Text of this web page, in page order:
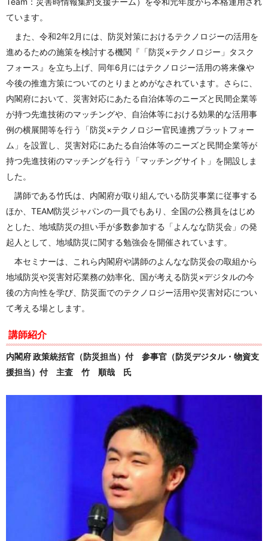
ています。
また、令和2年2月には、防災対策におけるテクノロジーの活用を
進めるための施策を検討する機関『「防災×テクノロジー」タスク
フォース』を立ち上げ、同年6月にはテクノロジー活用の将来像や
今後の推進方策についてのとりまとめがなされています。さらに、
内閣府において、災害対応にあたる自治体等のニーズと民間企業等
が持つ先進技術のマッチングや、自治体等における効果的な活用事
例の横展開等を行う「防災×テクノロジー官民連携プラットフォー
ム」を設置し、災害対応にあたる自治体等のニーズと民間企業等が
持つ先進技術のマッチングを行う「マッチングサイト」を開設しま
した。
講師である竹氏は、内閣府が取り組んでいる防災事業に従事する
ほか、TEAM防災ジャパンの一員でもあり、全国の公務員をはじめ
とした、地域防災の担い手が多数参加する「よんなな防災会」の発
起人として、地域防災に関する勉強会を開催されています。
本セミナーは、これら内閣府や講師のよんなな防災会の取組から
地域防災や災害対応業務の効率化、国が考える防災×デジタルの今
後の方向性を学び、防災面でのテクノロジー活用や災害対応につい
て考える場とします。
講師紹介
内閣府 政策統括官（防災担当）付 参事官（防災デジタル・物資支
援担当）付 主査 竹 順哉 氏